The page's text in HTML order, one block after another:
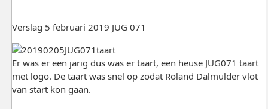
Verslag 5 februari 2019 JUG 071
Er was er een jarig dus was er taart, een heuse JUG071 taart
met logo. De taart was snel op zodat Roland Dalmulder vlot
van start kon gaan.